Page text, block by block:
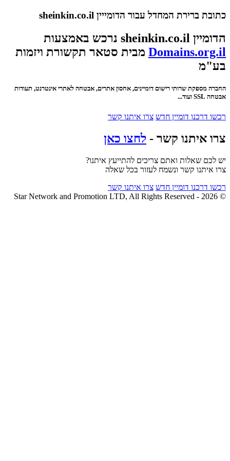
כתובת ברירת המחדל עבור הדומייין sheinkin.co.il
הדומיין sheinkin.co.il נרכש באמצעות
Domains.org.il מבית סטאר תקשורת ויזמות
בע"מ
החברה מספקת שרותי רישום דומיינים, אחסון אתרים, אבטחה לאתרי אינטרנט, תעודות
אבטחה SSL ועוד...
רכשו דרכנו דומיין חדש צרו איתנו קשר
צרו איתנו קשר - לחצו כאן
יש לכם שאלות ואתם צריכים להתייעץ איתנו?
צרו איתנו קשר ונשמח לעזור בכל שאלה
רכשו דרכנו דומיין חדש צרו איתנו קשר
© 2026 - Star Network and Promotion LTD, All Rights Reserved